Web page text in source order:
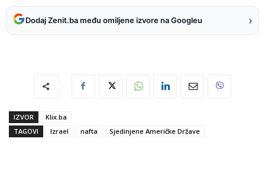
Dodaj Zenit.ba među omiljene izvore na Googleu ›
IZVOR
Klix.ba
TAGOVI
Izrael nafta Sjedinjene Američke Države